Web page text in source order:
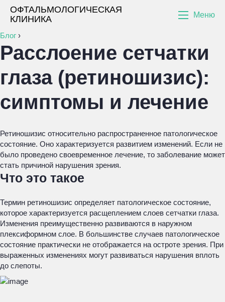
ОФТАЛЬМОЛОГИЧЕСКАЯ
КЛИНИКА
Меню
Блог ›
Расслоение сетчатки
глаза (ретиношизис):
симптомы и лечение
Ретиношизис относительно распространенное патологическое
состояние. Оно характеризуется развитием изменений. Если не
было проведено своевременное лечение, то заболевание может
стать причиной нарушения зрения.
Что это такое
Термин ретиношизис определяет патологическое состояние,
которое характеризуется расщеплением слоев сетчатки глаза.
Изменения преимущественно развиваются в наружном
плексиформном слое. В большинстве случаев патологическое
состояние практически не отображается на остроте зрения. При
выраженных изменениях могут развиваться нарушения вплоть
до слепоты.